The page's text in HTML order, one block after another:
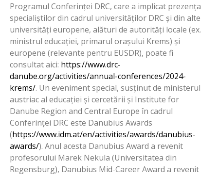
Programul Conferinței DRC, care a implicat prezența
specialiștilor din cadrul universităților DRC și din alte
universități europene, alături de autorități locale (ex.
ministrul educației, primarul orașului Krems) și
europene (relevante pentru EUSDR), poate fi
consultat aici: https://www.drc-
danube.org/activities/annual-conferences/2024-
krems/. Un eveniment special, susținut de ministerul
austriac al educației și cercetării și Institute for
Danube Region and Central Europe în cadrul
Conferinței DRC este Danubius Awards
(https://www.idm.at/en/activities/awards/danubius-
awards/). Anul acesta Danubius Award a revenit
profesorului Marek Nekula (Universitatea din
Regensburg), Danubius Mid-Career Award a revenit